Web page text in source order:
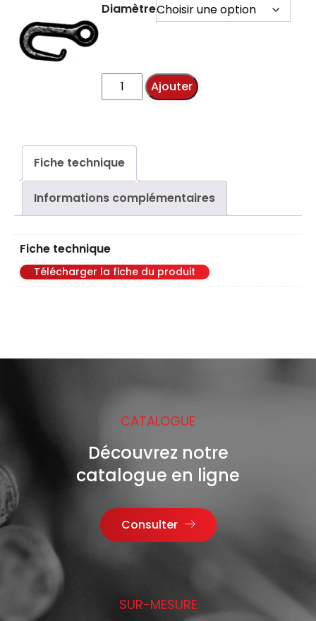
Diamètre
quantité
de
traits
Ajouter
Fiche technique
Informations complémentaires
Fiche technique
Télécharger la fiche du produit
CATALOGUE
Découvrez notre
catalogue en ligne
Consulter
SUR-MESURE